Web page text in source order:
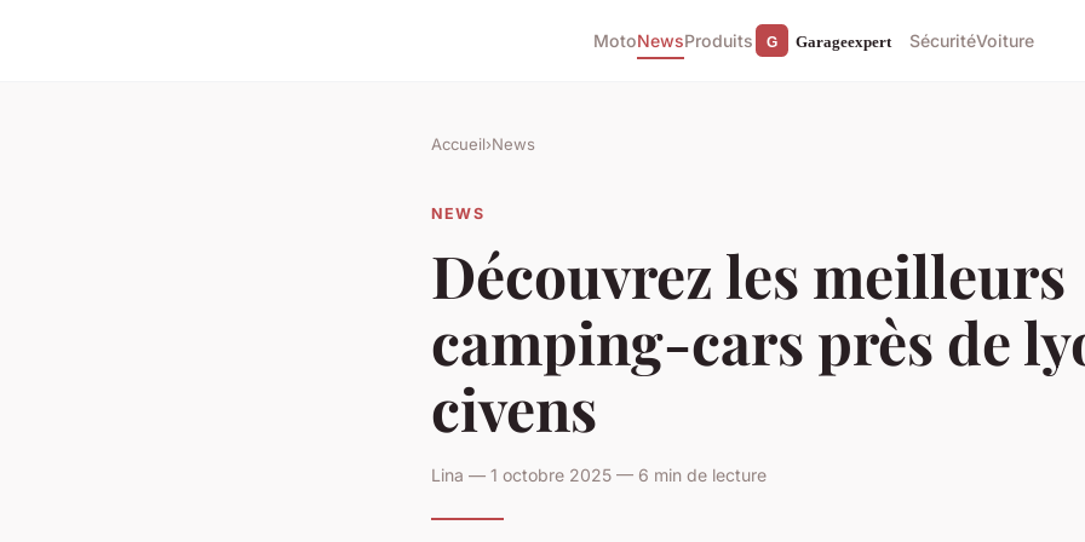
MotoNewsProduits SécuritéVoiture
Accueil›News
NEWS
Découvrez les meilleurs
camping-cars près de
civens
Lina — 1 octobre 2025 — 6 min de lecture